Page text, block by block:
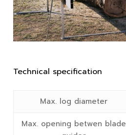
Technical specification
Max. log diameter
Max. opening betwen blade